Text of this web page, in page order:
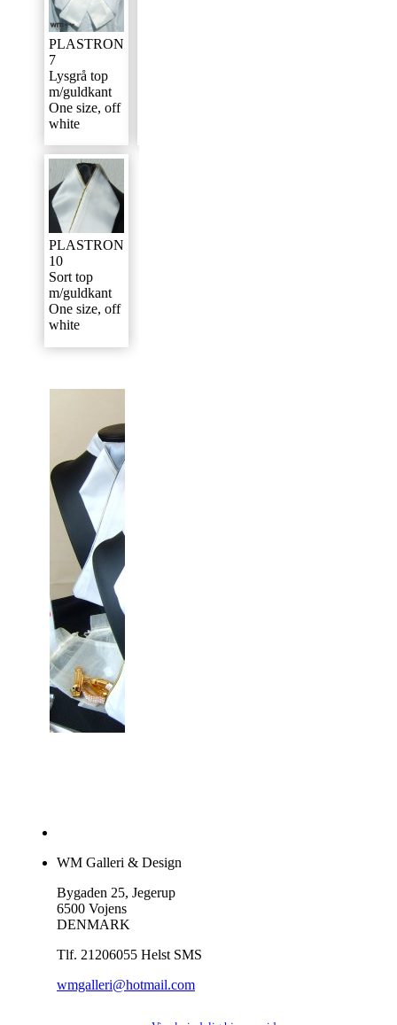
PLASTRON
7
Lysgrå top
m/guldkant
One size, off
white
PLASTRON
10
Sort top
m/guldkant
One size, off
white
WM Galleri & Design
Bygaden 25, Jegerup
6500 Vojens
DENMARK
Tlf. 21206055 Helst SMS
wmgalleri@hotmail.com